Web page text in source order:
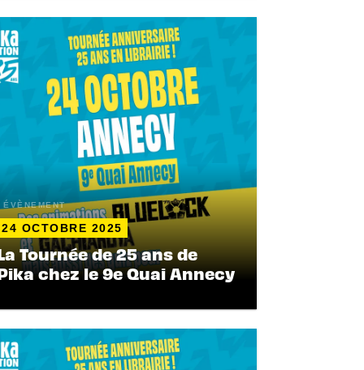
ÉVÈNEMENT
24 OCTOBRE 2025
Tournée de 25 ans de
chez le 9e Quai Annecy